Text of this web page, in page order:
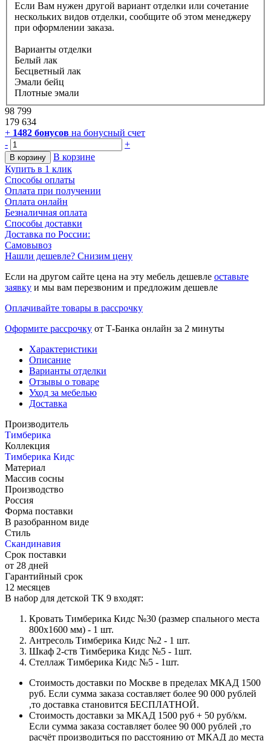
Если Вам нужен другой вариант отделки или сочетание
нескольких видов отделки, сообщите об этом менеджеру
при оформлении заказа.
Варианты отделки
Белый лак
Бесцветный лак
Эмали бейц
Плотные эмали
98 799
179 634
+ 1482 бонусов на бонусный счет
-
+
В корзину
В корзине
Купить в 1 клик
Способы оплаты
Оплата при получении
Оплата онлайн
Безналичная оплата
Способы доставки
Доставка по России:
Самовывоз
Нашли дешевле? Снизим цену
Если на другом сайте цена на эту мебель дешевле оставьте
заявку и мы вам перезвоним и предложим дешевле
Оплачивайте товары в рассрочку
Оформите рассрочку от Т-Банка онлайн за 2 минуты
Характеристики
Описание
Варианты отделки
Отзывы о товаре
Уход за мебелью
Доставка
Производитель
Тимберика
Коллекция
Тимберика Кидс
Материал
Массив сосны
Производство
Россия
Форма поставки
В разобранном виде
Стиль
Скандинавия
Срок поставки
от 28 дней
Гарантийный срок
12 месяцев
В набор для детской ТК 9 входят:
Кровать Тимберика Кидс №30 (размер спального места
800х1600 мм) - 1 шт.
Антресоль Тимберика Кидс №2 - 1 шт.
Шкаф 2-ств Тимберика Кидс №5 - 1шт.
Стеллаж Тимберика Кидс №5 - 1шт.
Стоимость доставки по Москве в пределах МКАД 1500
руб. Если сумма заказа составляет более 90 000 рублей
,то доставка становится БЕСПЛАТНОЙ.
Стоимость доставки за МКАД 1500 руб + 50 руб/км.
Если сумма заказа составляет более 90 000 рублей ,то
расчёт производиться по расстоянию от МКАД до места